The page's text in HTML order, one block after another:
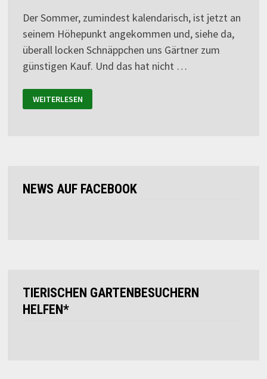
Der Sommer, zumindest kalendarisch, ist jetzt an
seinem Höhepunkt angekommen und, siehe da,
überall locken Schnäppchen uns Gärtner zum
günstigen Kauf. Und das hat nicht …
WEITERLESEN
NEWS AUF FACEBOOK
TIERISCHEN GARTENBESUCHERN
HELFEN*